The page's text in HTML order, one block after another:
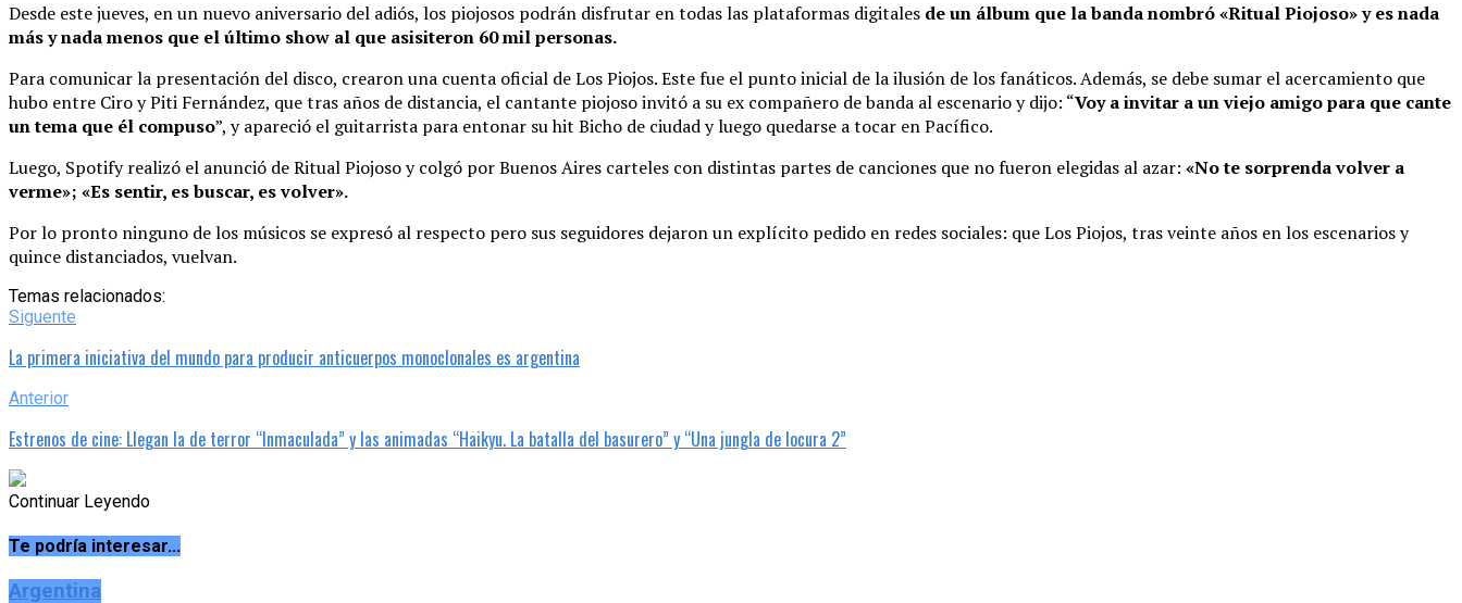
Desde este jueves, en un nuevo aniversario del adiós, los piojosos podrán disfrutar en todas las plataformas digitales de un álbum que la banda nombró «Ritual Piojoso» y es nada
más y nada menos que el último show al que asisiteron 60 mil personas.
Para comunicar la presentación del disco, crearon una cuenta oficial de Los Piojos. Este fue el punto inicial de la ilusión de los fanáticos. Además, se debe sumar el acercamiento que
hubo entre Ciro y Piti Fernández, que tras años de distancia, el cantante piojoso invitó a su ex compañero de banda al escenario y dijo: “Voy a invitar a un viejo amigo para que cante
un tema que él compuso”, y apareció el guitarrista para entonar su hit Bicho de ciudad y luego quedarse a tocar en Pacífico.
Luego, Spotify realizó el anunció de Ritual Piojoso y colgó por Buenos Aires carteles con distintas partes de canciones que no fueron elegidas al azar: «No te sorprenda volver a
verme»; «Es sentir, es buscar, es volver».
Por lo pronto ninguno de los músicos se expresó al respecto pero sus seguidores dejaron un explícito pedido en redes sociales: que Los Piojos, tras veinte años en los escenarios y
quince distanciados, vuelvan.
Temas relacionados:
Siguente
La primera iniciativa del mundo para producir anticuerpos monoclonales es argentina
Anterior
Estrenos de cine: Llegan la de terror “Inmaculada” y las animadas “Haikyu. La batalla del basurero” y “Una jungla de locura 2”
Continuar Leyendo
Te podría interesar...
Argentina